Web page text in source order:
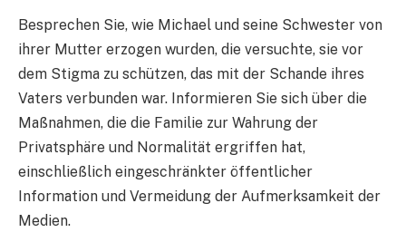
Besprechen Sie, wie Michael und seine Schwester von
ihrer Mutter erzogen wurden, die versuchte, sie vor
dem Stigma zu schützen, das mit der Schande ihres
Vaters verbunden war. Informieren Sie sich über die
Maßnahmen, die die Familie zur Wahrung der
Privatsphäre und Normalität ergriffen hat,
einschließlich eingeschränkter öffentlicher
Information und Vermeidung der Aufmerksamkeit der
Medien.